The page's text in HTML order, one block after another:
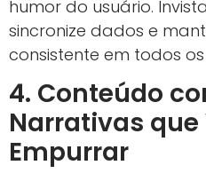
humor do usuário.
sincronize dados e
consistente em todos
4. Conteúdo
Narrativas
Empurrar